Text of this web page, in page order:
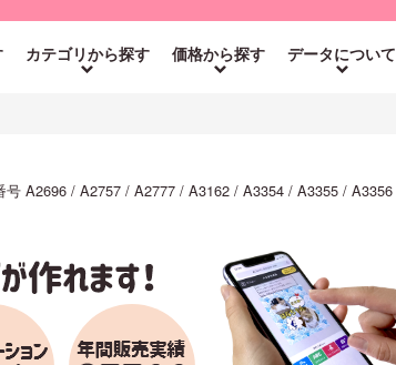
カテゴリから探す 価格から探す データについて
A2696 / A2757 / A2777 / A3162 / A3354 / A3355 /